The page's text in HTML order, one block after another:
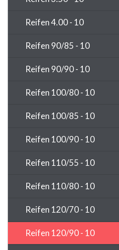
Reifen 4.00 - 10
Reifen 90/85 - 10
Reifen 90/90 - 10
Reifen 100/80 - 10
Reifen 100/85 - 10
Reifen 100/90 - 10
Reifen 110/55 - 10
Reifen 110/80 - 10
Reifen 120/70 - 10
Reifen 120/90 - 10